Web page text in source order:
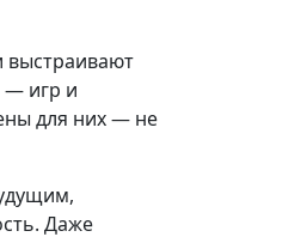
выстраивают
— игр и
для них — не
Даже